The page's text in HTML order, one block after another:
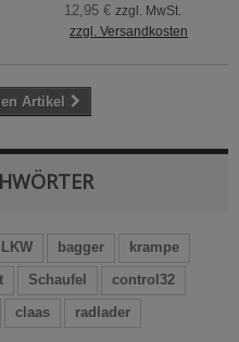
12,95 € zzgl. MwSt.
zzgl. Versandkosten
Artikel
LKW bagger
krampe
Schaufel
control32
claas radlader